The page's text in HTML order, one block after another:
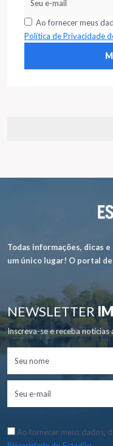
Ao fornecer meus
Política de Privacidade
Todas informações, dicas
um único lugar! O portal
NEWSLETTER
Inscreva-se e receba
Ao fornecer meus dados,